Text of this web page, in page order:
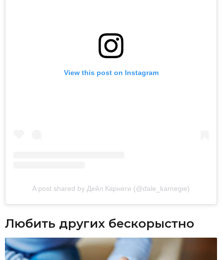
View this post on Instagram
A post shared by Дейл Карнеги (@dale_karnegie)
Любить других бескорыстно